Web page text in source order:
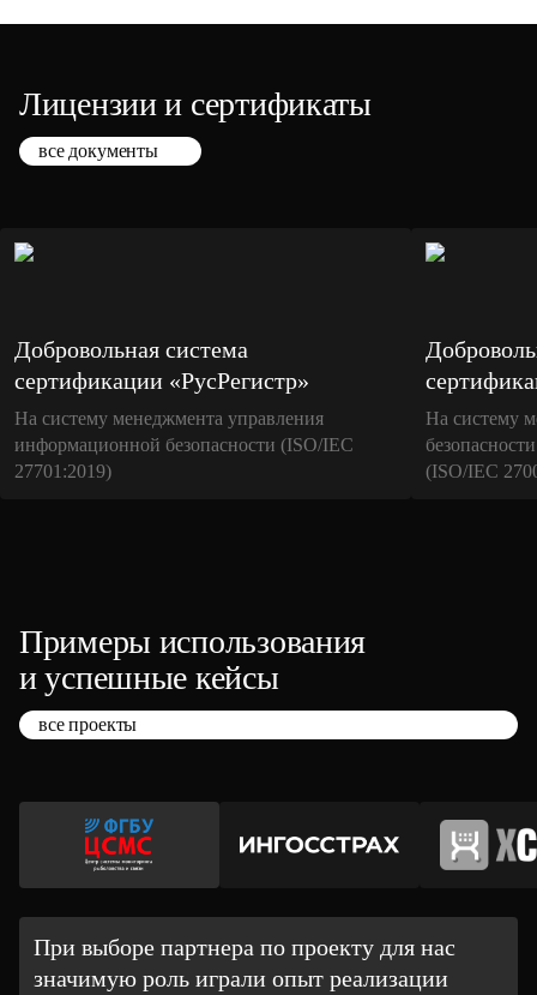
Лицензии и сертификаты
все документы
Добровольная система
сертификации «РусРегистр»
На систему менеджмента управления
информационной безопасности (ISO/IEC
27701:2019)
На систему
(ISO/IEC
Примеры использования
и успешные кейсы
все проекты
При выборе партнера по проекту для нас
значимую роль играли опыт реализации